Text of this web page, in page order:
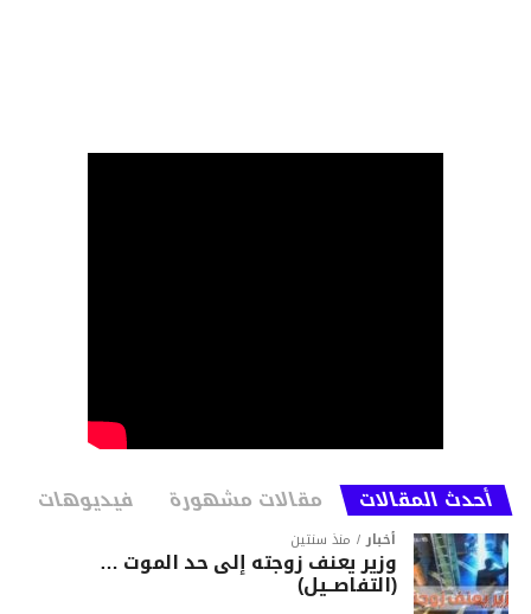
أحدث المقالات مقالات مشهورة فيديوهات
أخبار منذ سنتين
وزير يعنف زوجته إلى حد الموت …
(التفاصــيل)